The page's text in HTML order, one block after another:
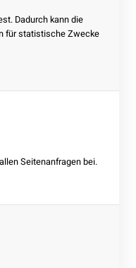
Dadurch kann die
für statistische Zwecke
Seitenanfragen bei.